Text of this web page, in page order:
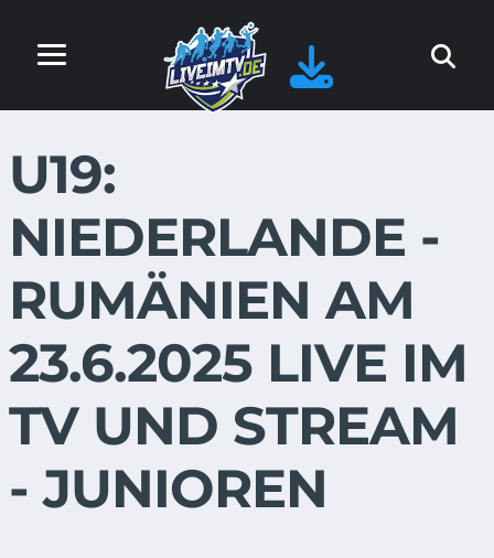
U19:
NIEDERLANDE -
RUMÄNIEN AM
23.6.2025 LIVE IM
TV UND STREAM
- JUNIOREN